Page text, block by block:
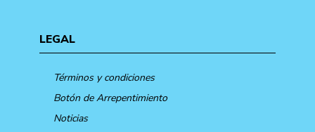
LEGAL
Términos y condiciones
Botón de Arrepentimiento
Noticias